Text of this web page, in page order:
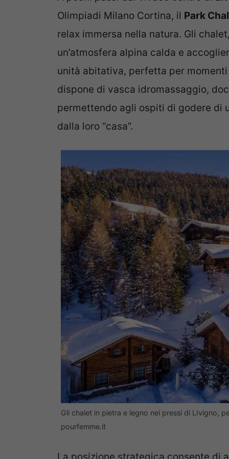
Olimpiadi Milano Cortina, il Park
relax immersa nella natura. Gli
un’atmosfera alpina calda e
unità abitativa, perfetta per
dispone di vasca idromassaggio,
permettendo agli ospiti di godere di
dalla loro “casa”.
Gli chalet in pietra e legno nei pressi di LIvigno,
pourfemme.it